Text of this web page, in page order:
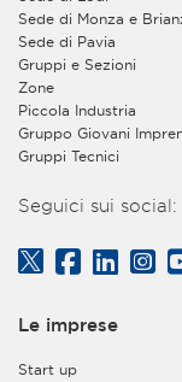
personali
a)
necessario a
gratuitamente
all’Associazione. Tra tali
di iscrizione e
modalità
giuridica del
Sede di Monza e
Sede di Pavia
Gruppi e Sezioni
Zone
Piccola Industria
Gruppo Giovani
Gruppi Tecnici
Seguici sui social:
Le imprese
Start up